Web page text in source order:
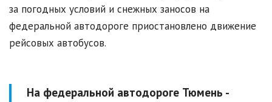
за погодных условий и снежных заносов на
федеральной автодороге приостановлено движение
рейсовых автобусов.
На федеральной автодороге Тюмень -